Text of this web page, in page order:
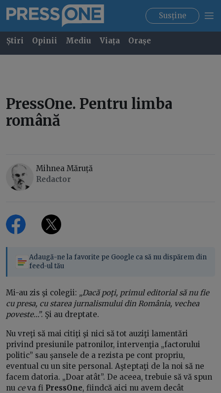
Susține
Știri Opinii Mediu Viața Orașe
PressOne. Pentru limba
română
Mihnea Măruță
Redactor
Adaugă-ne la favorite pe Google ca să nu dispărem din
feed-ul tău
Mi-au zis şi colegii: „Dacă poţi, primul editorial să nu fie
cu presa, cu starea jurnalismului din România, vechea
poveste…”. Şi au dreptate.
Nu vreţi să mai citiţi şi nici să tot auziţi lamentări
privind presiunile patronilor, intervenţia „factorului
politic” sau şansele de a rezista pe cont propriu,
eventual cu un site personal. Aşteptaţi de la noi să ne
facem datoria. „Doar atât”. De aceea, trebuie să vă spun
nu ceva fi PressOne, fiindcă aici nu avem decât